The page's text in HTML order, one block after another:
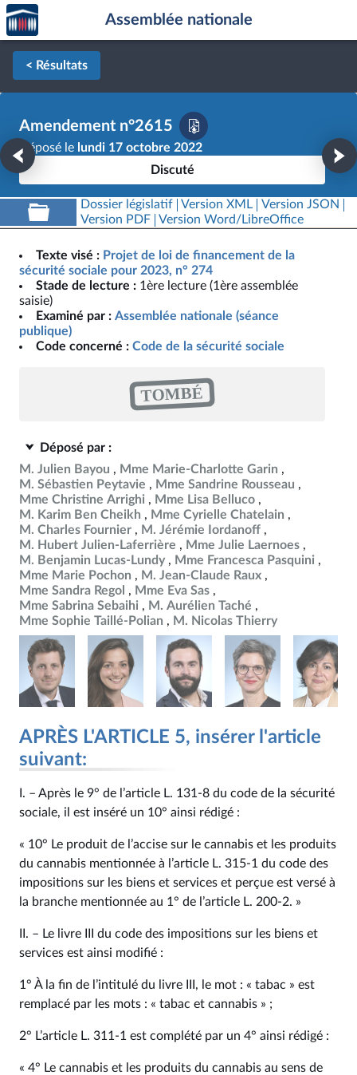
Aller au contenu
Aller en bas de la page
Accèder
à la
page
d'accueil
Assemblée nationale
< Résultats
Amendement n°2615
Déposé le lundi 17 octobre 2022
Discuté
Dossier législatif Version XML
Version JSON
Version PDF
Version Word/LibreOffice
Texte visé : Projet de loi de financement de la
sécurité sociale pour 2023, n° 274
Stade de lecture : 1ère lecture (1ère assemblée
saisie)
Examiné par : Assemblée nationale (séance
publique)
Code concerné : Code de la sécurité sociale
TOMBÉ
Déposé par :
M. Julien Bayou
Mme Marie-Charlotte Garin
M. Sébastien Peytavie
Mme Sandrine Rousseau
Mme Christine Arrighi
Mme Lisa Belluco
M. Karim Ben Cheikh
Mme Cyrielle Chatelain
M. Charles Fournier
M. Jérémie Iordanoff
M. Hubert Julien-Laferrière
Mme Julie Laernoes
M. Benjamin Lucas-Lundy
Mme Francesca Pasquini
Mme Marie Pochon
M. Jean-Claude Raux
Mme Sandra Regol
Mme Eva Sas
Mme Sabrina Sebaihi
M. Aurélien Taché
Mme Sophie Taillé-Polian
M. Nicolas Thierry
APRÈS L'ARTICLE 5, insérer l'article
suivant:
I. – Après le 9° de l’article L. 131‑8 du code de la sécurité
sociale, il est inséré un 10° ainsi rédigé :
« 10° Le produit de l’accise sur le cannabis et les produits
du cannabis mentionnée à l’article L. 315‑1 du code des
impositions sur les biens et services et perçue est versé à
la branche mentionnée au 1° de l’article L. 200‑2. »
II. – Le livre III du code des impositions sur les biens et
services est ainsi modifié :
1° À la fin de l’intitulé du livre III, le mot : « tabac » est
remplacé par les mots : « tabac et cannabis » ;
2° L’article L. 311‑1 est complété par un 4° ainsi rédigé :
« 4° Le cannabis et les produits du cannabis au sens de